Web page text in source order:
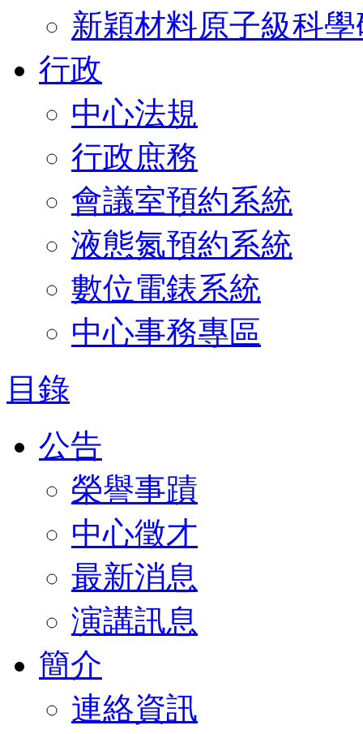
新穎材料原子級科
行政
中心法規
行政庶務
會議室預約系統
液態氮預約系統
數位電錶系統
中心事務專區
目錄
公告
榮譽事蹟
中心徵才
最新消息
演講訊息
簡介
連絡資訊